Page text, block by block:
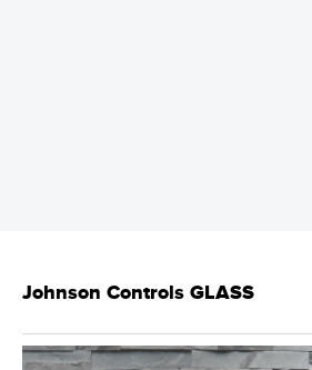
Johnson Controls GLASS